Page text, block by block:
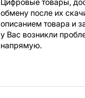
Цифровые товары,
обмену после их
описанием товара и
у Вас возникли
напрямую.